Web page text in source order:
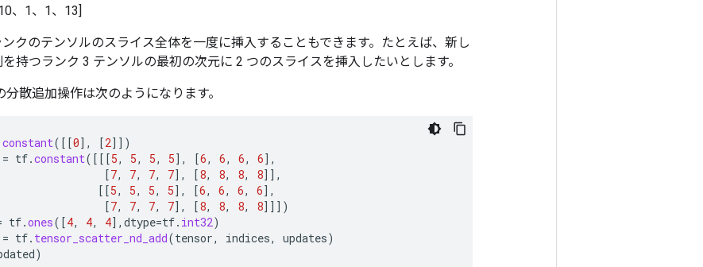
、1、1、13]
クのテンソルのスライス全体を一度に挿入することもできます。たとえば、新し
持つランク 3 テンソルの最初の次元に 2 つのスライスを挿入したいとします。
散追加操作は次のようになります。
constant( [[0] , [2]] )
= tf.constant( [[[5, 5, 5, 5] , [6, 6, 6, 6] ,
[7, 7, 7, 7] , [8, 8, 8, 8]] ,
[[5, 5, 5, 5] , [6, 6, 6, 6] ,
[7, 7, 7, 7] , [8, 8, 8, 8]]] )
tf.ones( [4, 4, 4] , dtype=tf. int32)
= tf. tensor_scatter_nd_add(tensor, indices, updates)
)